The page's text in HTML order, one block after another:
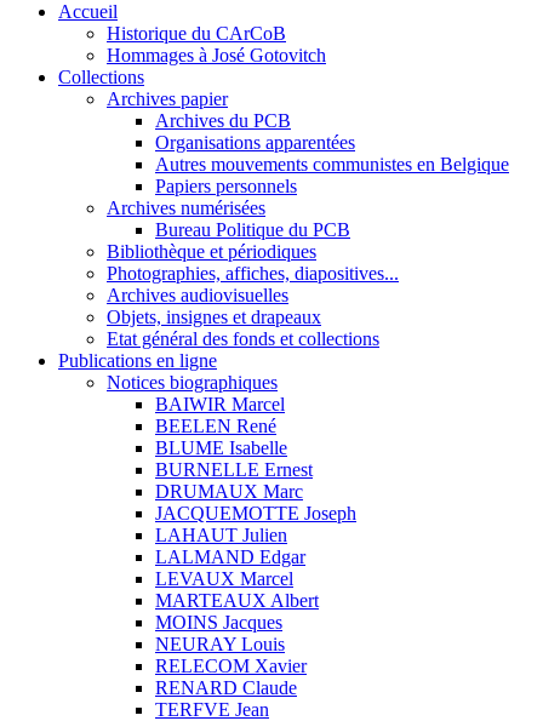
Accueil
Historique du CArCoB
Hommages à José Gotovitch
Collections
Archives papier
Archives du PCB
Organisations apparentées
Autres mouvements communistes en Belgique
Papiers personnels
Archives numérisées
Bureau Politique du PCB
Bibliothèque et périodiques
Photographies, affiches, diapositives...
Archives audiovisuelles
Objets, insignes et drapeaux
Etat général des fonds et collections
Publications en ligne
Notices biographiques
BAIWIR Marcel
BEELEN René
BLUME Isabelle
BURNELLE Ernest
DRUMAUX Marc
JACQUEMOTTE Joseph
LAHAUT Julien
LALMAND Edgar
LEVAUX Marcel
MARTEAUX Albert
MOINS Jacques
NEURAY Louis
RELECOM Xavier
RENARD Claude
TERFVE Jean